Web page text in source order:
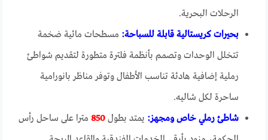
الرحلات البحرية.
بحيرات كريستالية قابلة للسباحة: مسطحات مائية ضخمة
تتخلل الوحدات وتصمم بأنظمة فلترة متطورة لتقديم شواطئ
رملية إضافية هادئة تناسب الأطفال وتوفر مناظر بانورامية
ساحرة لكل شاليه.
شاطئ رملي خاص ومجهز: يمتد بطول850 مترا على ساحل رأس